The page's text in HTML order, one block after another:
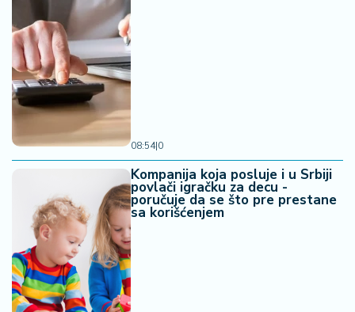
08:54|0
Kompanija koja posluje i u Srbiji
povlači igračku za decu -
poručuje da se što pre prestane
sa korišćenjem